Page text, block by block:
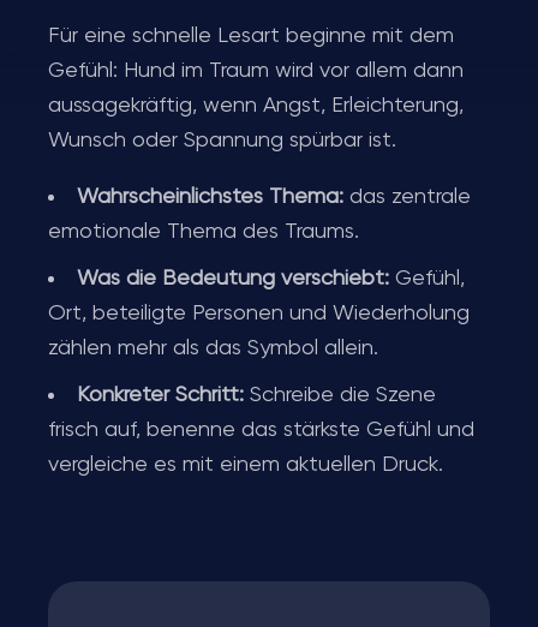
Für eine schnelle Lesart beginne mit dem
Gefühl: Hund im Traum wird vor allem dann
aussagekräftig, wenn Angst, Erleichterung,
Wunsch oder Spannung spürbar ist.
Wahrscheinlichstes Thema: das zentrale
emotionale Thema des Traums.
Was die Bedeutung verschiebt: Gefühl,
Ort, beteiligte Personen und Wiederholung
zählen mehr als das Symbol allein.
Konkreter Schritt: Schreibe die Szene
frisch auf, benenne das stärkste Gefühl und
vergleiche es mit einem aktuellen Druck.